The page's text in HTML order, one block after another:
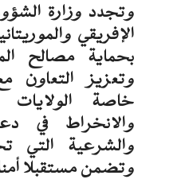
وتجدد وزارة
الإفريقي
بحماية مصالح
وتعزيز التعاون
خاصة الولايات
والانخراط في
والشرعية التي
وتضمن مستقبلا